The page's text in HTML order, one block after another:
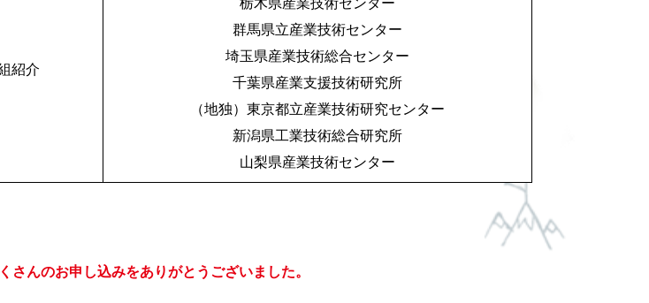
紹介
群馬県立産業技術センター
埼玉県産業技術総合センター
千葉県産業支援技術研究所
（地独）東京都立産業技術研究センター
新潟県工業技術総合研究所
山梨県産業技術センター
さんのお申し込みをありがとうございました。